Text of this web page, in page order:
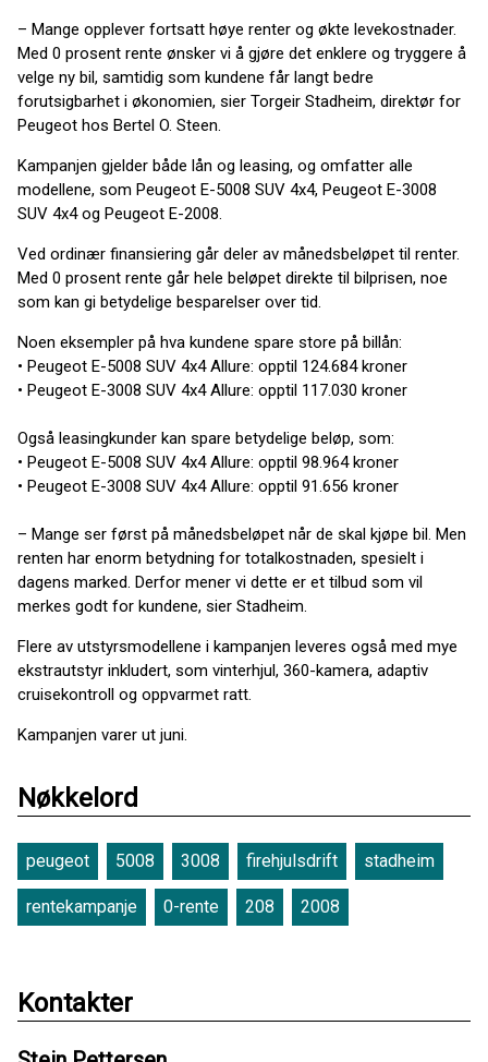
– Mange opplever fortsatt høye renter og økte levekostnader.
Med 0 prosent rente ønsker vi å gjøre det enklere og tryggere å
velge ny bil, samtidig som kundene får langt bedre
forutsigbarhet i økonomien, sier Torgeir Stadheim, direktør for
Peugeot hos Bertel O. Steen.
Kampanjen gjelder både lån og leasing, og omfatter alle
modellene, som Peugeot E-5008 SUV 4x4, Peugeot E-3008
SUV 4x4 og Peugeot E-2008.
Ved ordinær finansiering går deler av månedsbeløpet til renter.
Med 0 prosent rente går hele beløpet direkte til bilprisen, noe
som kan gi betydelige besparelser over tid.
Noen eksempler på hva kundene spare store på billån:
• Peugeot E-5008 SUV 4x4 Allure: opptil 124.684 kroner
• Peugeot E-3008 SUV 4x4 Allure: opptil 117.030 kroner
Også leasingkunder kan spare betydelige beløp, som:
• Peugeot E-5008 SUV 4x4 Allure: opptil 98.964 kroner
• Peugeot E-3008 SUV 4x4 Allure: opptil 91.656 kroner
– Mange ser først på månedsbeløpet når de skal kjøpe bil. Men
renten har enorm betydning for totalkostnaden, spesielt i
dagens marked. Derfor mener vi dette er et tilbud som vil
merkes godt for kundene, sier Stadheim.
Flere av utstyrsmodellene i kampanjen leveres også med mye
ekstrautstyr inkludert, som vinterhjul, 360-kamera, adaptiv
cruisekontroll og oppvarmet ratt.
Kampanjen varer ut juni.
Nøkkelord
peugeot 5008 3008 firehjulsdrift stadheim
rentekampanje 0-rente 208 2008
Kontakter